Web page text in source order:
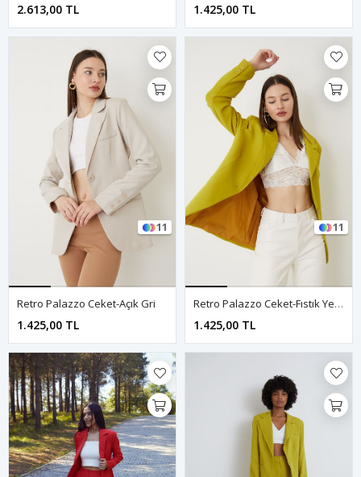
2.613,00 TL 1.425,00 TL
11
Retro Palazzo Ceket-Açık Gri
1.425,00 TL
11
Retro Palazzo Ceket-Fıstık Yeşili
1.425,00 TL